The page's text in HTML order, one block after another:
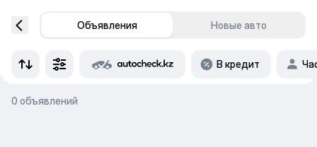
Объявления Новые авто
В кредит
0 объявлений